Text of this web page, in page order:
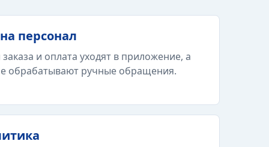
персонал
и оплата уходят в приложение, а
обрабатывают ручные обращения.